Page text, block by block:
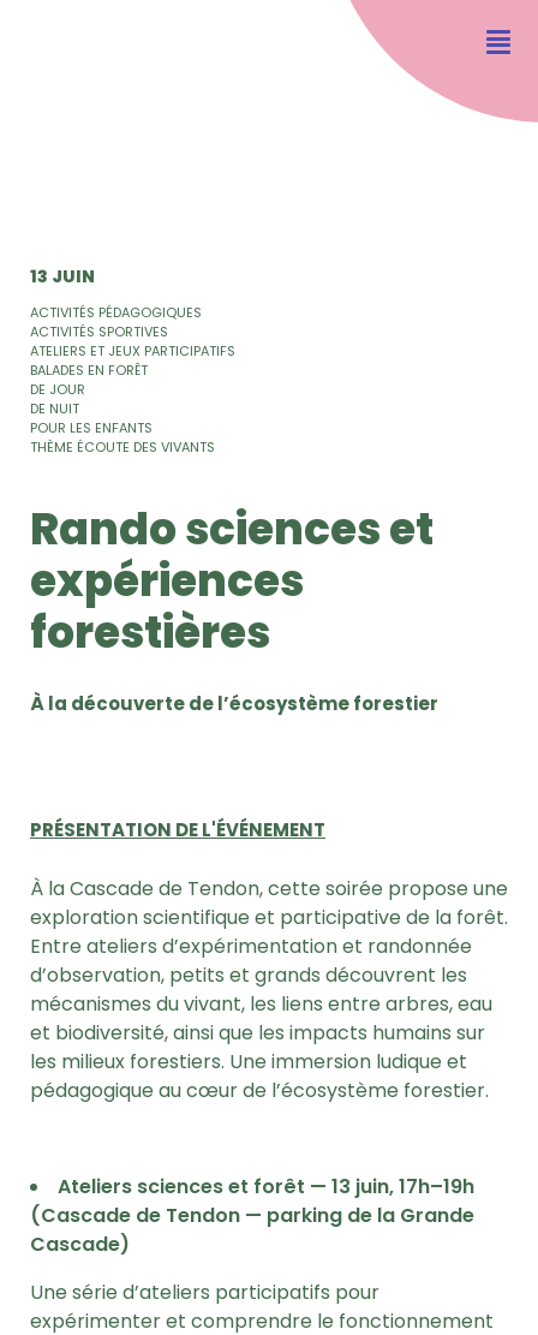
13 JUIN
ACTIVITÉS PÉDAGOGIQUES
ACTIVITÉS SPORTIVES
ATELIERS ET JEUX PARTICIPATIFS
BALADES EN FORÊT
DE JOUR
DE NUIT
POUR LES ENFANTS
THÈME ÉCOUTE DES VIVANTS
Rando sciences et
expériences
forestières
À la découverte de l’écosystème forestier
PRÉSENTATION DE L'ÉVÉNEMENT
À la Cascade de Tendon, cette soirée propose une
exploration scientifique et participative de la forêt.
Entre ateliers d’expérimentation et randonnée
d’observation, petits et grands découvrent les
mécanismes du vivant, les liens entre arbres, eau
et biodiversité, ainsi que les impacts humains sur
les milieux forestiers. Une immersion ludique et
pédagogique au cœur de l’écosystème forestier.
Ateliers sciences et forêt — 13 juin, 17h–19h
(Cascade de Tendon — parking de la Grande
Cascade)
Une série d’ateliers participatifs pour
expérimenter et comprendre le fonctionnement